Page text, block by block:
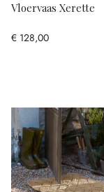
Vloervaas Xerette
€ 128,00